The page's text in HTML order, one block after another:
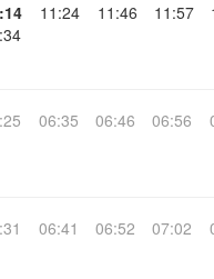
11:24 11:46 11:57
06:35 06:46 06:56
06:41 06:52 07:02